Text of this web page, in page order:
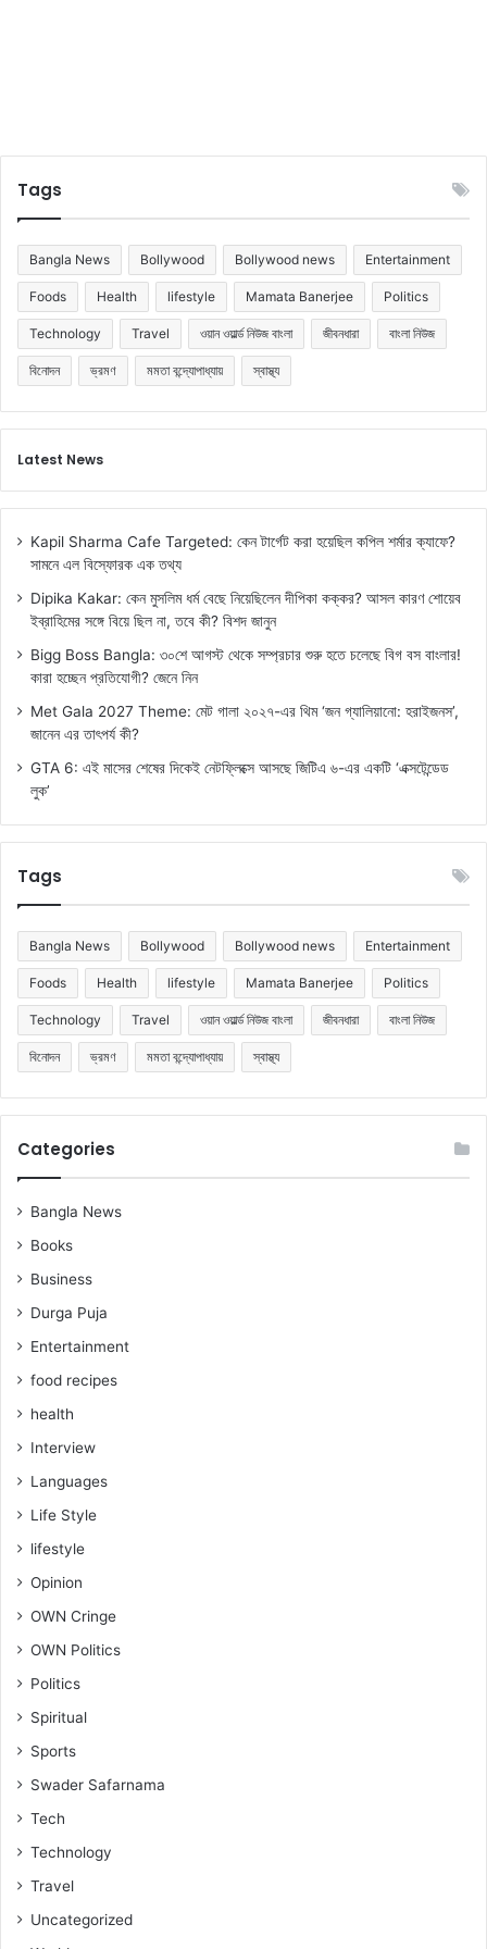
Tags
Bangla News Bollywood Bollywood news Entertainment
Foods Health lifestyle Mamata Banerjee Politics
Technology Travel ওয়ান ওয়ার্ল্ড নিউজ বাংলা জীবনধারা বাংলা নিউজ
বিনোদন ভ্রমণ মমতা বন্দ্যোপাধ্যায় স্বাস্থ্য
Latest News
Kapil Sharma Cafe Targeted: কেন টার্গেট করা হয়েছিল কপিল শর্মার ক্যাফে?
সামনে এল বিস্ফোরক এক তথ্য
Dipika Kakar: কেন মুসলিম ধর্ম বেছে নিয়েছিলেন দীপিকা কক্কর? আসল কারণ শোয়েব
ইব্রাহিমের সঙ্গে বিয়ে ছিল না, তবে কী? বিশদ জানুন
Bigg Boss Bangla: ৩০শে আগস্ট থেকে সম্প্রচার শুরু হতে চলেছে বিগ বস বাংলার!
কারা হচ্ছেন প্রতিযোগী? জেনে নিন
Met Gala 2027 Theme: মেট গালা ২০২৭-এর থিম ‘জন গ্যালিয়ানো: হরাইজনস’,
জানেন এর তাৎপর্য কী?
GTA 6: এই মাসের শেষের দিকেই নেটফ্লিক্সে আসছে জিটিএ ৬-এর একটি ‘এক্সটেন্ডেড
লুক’
Tags
Bangla News Bollywood Bollywood news Entertainment
Foods Health lifestyle Mamata Banerjee Politics
Technology Travel ওয়ান ওয়ার্ল্ড নিউজ বাংলা জীবনধারা বাংলা নিউজ
বিনোদন ভ্রমণ মমতা বন্দ্যোপাধ্যায় স্বাস্থ্য
Categories
Bangla News
Books
Business
Durga Puja
Entertainment
food recipes
health
Interview
Languages
Life Style
lifestyle
Opinion
OWN Cringe
OWN Politics
Politics
Spiritual
Sports
Swader Safarnama
Tech
Technology
Travel
Uncategorized